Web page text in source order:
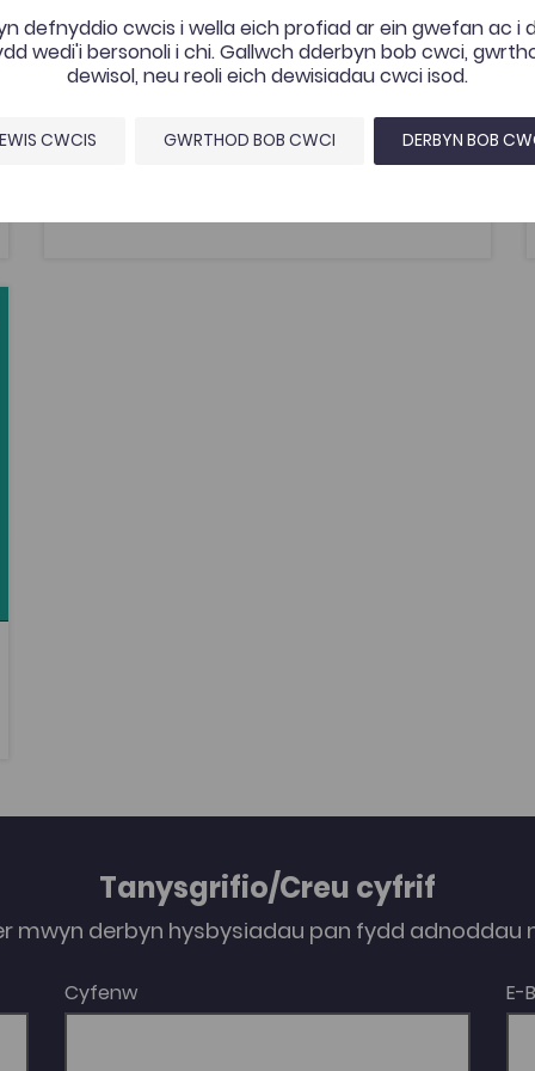
Ychwanegwyd: 08/05/2026 437
Cymraeg mwyaf cyffrous cyfoes i'w
fwynhau gan gynulleidfa eang.
Tanysgrifio/Creu cyfrif
mwyn derbyn hysbysiadau pan fydd adnoddau
Cyfenw E-
defnyddio cwcis i wella eich profiad ar ein gwefan ac i
wedi'i bersonoli i chi. Gallwch dderbyn bob cwci,
dewisol, neu reoli eich dewisiadau cwci isod.
CWCIS GWRTHOD BOB CWCI DERBYN BOB